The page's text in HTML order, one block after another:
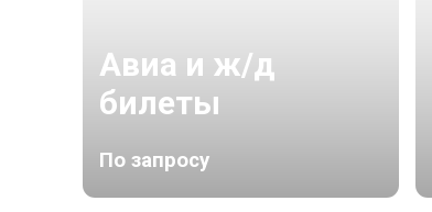
Авиа и ж/д
билеты
По запросу